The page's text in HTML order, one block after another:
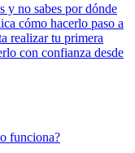
y no sabes por dónde
cómo hacerlo paso a
realizar tu primera
con confianza desde
funciona?